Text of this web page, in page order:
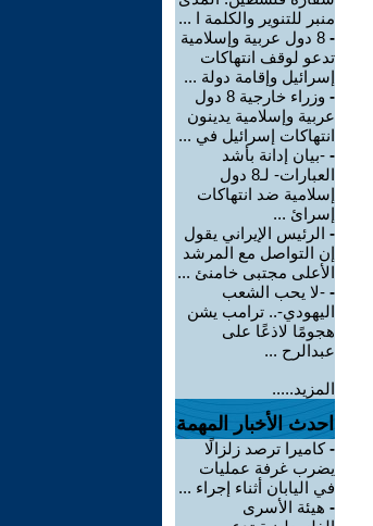
منبر للتنوير والكلمة ا ...
-
8 دول عربية وإسلامية
تدعو لوقف انتهاكات
إسرائيل وإقامة دولة ...
-
وزراء خارجية 8 دول
عربية وإسلامية يدينون
انتهاكات إسرائيل في ...
- -بيان إدانة بأشد
العبارات- لـ8 دول
إسلامية ضد انتهاكات
إسرائ ...
- الرئيس الإيراني يقول
إن التواصل مع المرشد
الأعلى مجتبى خامنئ ...
- -لا يحب الشعب
اليهودي-.. ترامب يشن
هجومًا لاذعًا على
عبدالرح ...
المزيد.....
احدث الأخبار المهمة
-كاميرا ترصد زلزالًا
يضرب غرفة عمليات
في اليابان أثناء إجراء ...
- هيئة الأسرى